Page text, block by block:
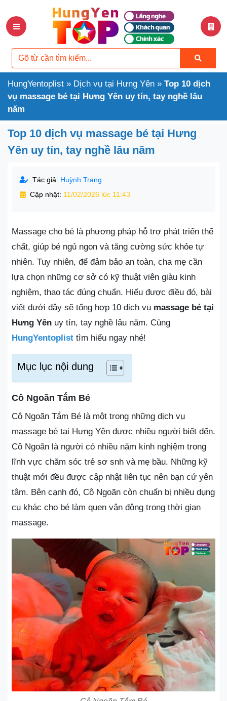
HungYentoplist » Dịch vụ tại Hưng Yên » Top 10 dịch
vụ massage bé tại Hưng Yên uy tín, tay nghề lâu
năm
Top 10 dịch vụ massage bé tại Hưng
Yên uy tín, tay nghề lâu năm
Tác giả: Huỳnh Trang
Cập nhật: 11/02/2026 lúc 11:43
Massage cho bé là phương pháp hỗ trợ phát triển thể
chất, giúp bé ngủ ngon và tăng cường sức khỏe tự
nhiên. Tuy nhiên, để đảm bảo an toàn, cha mẹ cần
lựa chọn những cơ sở có kỹ thuật viên giàu kinh
nghiệm, thao tác đúng chuẩn. Hiểu được điều đó, bài
viết dưới đây sẽ tổng hợp 10 dịch vụ massage bé tại
Hưng Yên uy tín, tay nghề lâu năm. Cùng
HungYentoplist tìm hiểu ngay nhé!
Mục lục nội dung
Cô Ngoãn Tắm Bé
Cô Ngoãn Tắm Bé là một trong những dịch vụ
massage bé tại Hưng Yên được nhiều người biết đến.
Cô Ngoãn là người có nhiều năm kinh nghịệm trong
lĩnh vực chăm sóc trẻ sơ snh và mẹ bầu. Những kỹ
thuật mới đều được cập nhật liên tục nên bạn cứ yên
tâm. Bên cạnh đó, Cô Ngoãn còn chuẩn bị nhiều dụng
cụ khác cho bé làm quen vận động trong thời gian
massage.